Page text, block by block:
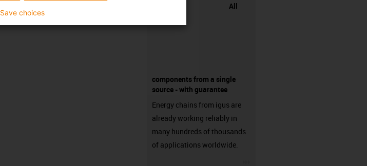
All
components from a single
source - with guarantee
Energy chains from igus are
already working reliably in
many hundreds of thousands
of applications worldwide.
Save choices